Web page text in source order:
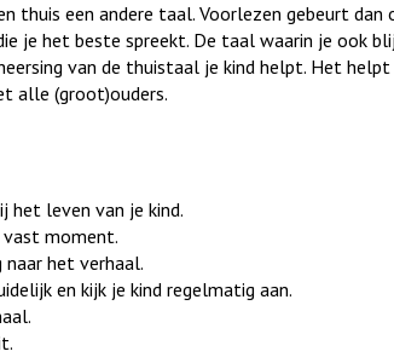
thuis een andere taal. Voorlezen gebeurt
je het beste spreekt. De taal waarin je ook
van de thuistaal je kind helpt. Het
alle (groot)ouders.
het leven van je kind.
vast moment.
naar het verhaal.
en kijk je kind regelmatig aan.